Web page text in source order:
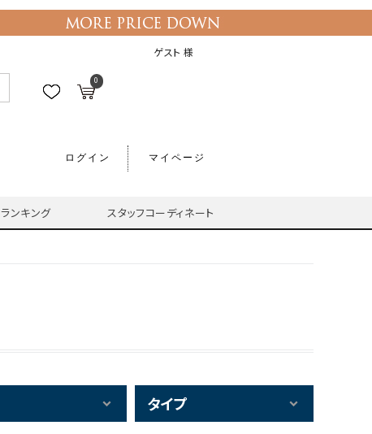
ゲスト 様
0
ログイン マイページ
ランキング スタッフコーディネート
タイプ